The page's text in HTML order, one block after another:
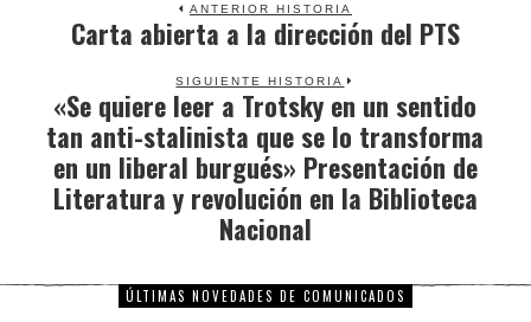
ANTERIOR HISTORIA
Previous
Carta abierta a la dirección del PTS
SIGUIENTE HISTORIA
Next
post:
«Se quiere leer a Trotsky en un sentido
tan anti-stalinista que se lo transforma
en un liberal burgués» Presentación de
Literatura y revolución en la Biblioteca
Nacional
ÚLTIMAS NOVEDADES DE COMUNICADOS